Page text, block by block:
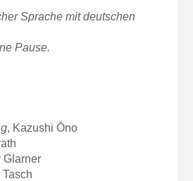
Sprache mit deutschen
Pause.
, Kazushi Ōno
Glarner